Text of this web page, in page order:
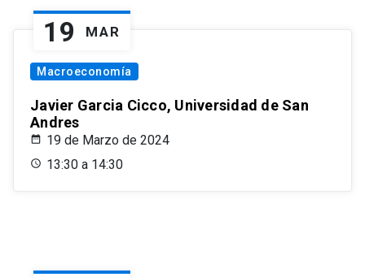
19 MAR
Macroeconomía
Javier Garcia Cicco, Universidad de San
Andres
19 de Marzo de 2024
13:30 a 14:30